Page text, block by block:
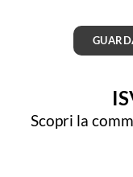
Scopri la